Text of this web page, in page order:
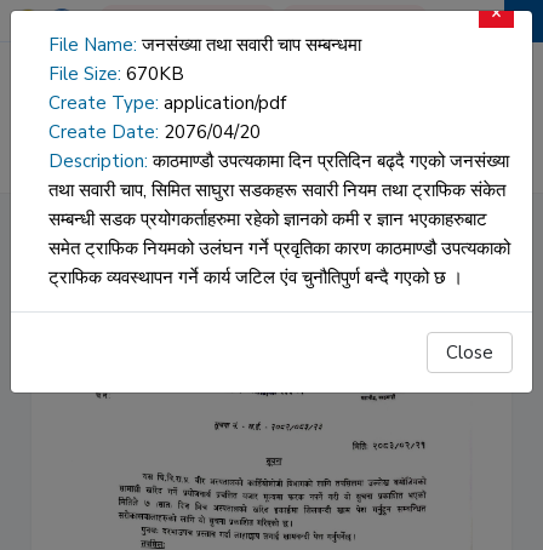
वीर अस्पताल
NAMS
12 Channel Holter Machine Set
×
File Name: जनसंख्या तथा सवारी चाप सम्बन्धमा
File Size: 670KB
Create Type: application/pdf
Create Date: 2076/04/20
Description: काठमाण्डौ उपत्यकामा दिन प्रतिदिन बढ्दै गएको जनसंख्या
तथा सवारी चाप, सिमित साघुरा सडकहरू सवारी नियम तथा ट्राफिक संकेत
सम्बन्धी सडक प्रयोगकर्ताहरुमा रहेको ज्ञानको कमी र ज्ञान भएकाहरुबाट
समेत ट्राफिक नियमको उलंघन गर्ने प्रवृतिका कारण काठमाण्डौ उपत्यकाको
ट्राफिक व्यवस्थापन गर्ने कार्य जटिल एंव चुनौतिपुर्ण बन्दै गएको छ ।
Close